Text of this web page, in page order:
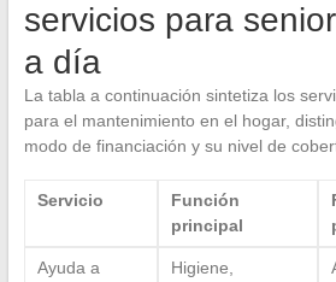
servicios para
a día
La tabla a continuación sintetiza los
para el mantenimiento en el hogar,
modo de financiación y su nivel de
Servicio
Función
principal
Ayuda a
Higiene,